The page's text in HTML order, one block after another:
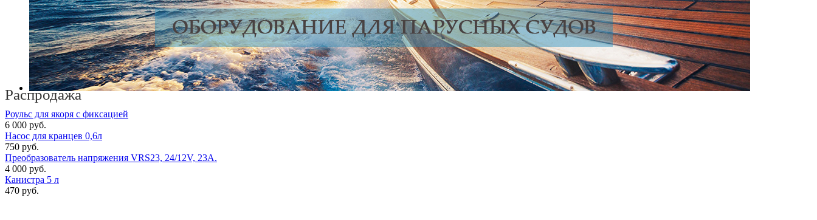
Распродажа
Роульс для якоря с фиксацией
6 000 руб.
Насос для кранцев 0,6л
750 руб.
Преобразователь напряжения VRS23, 24/12V, 23A.
4 000 руб.
Канистра 5 л
470 руб.